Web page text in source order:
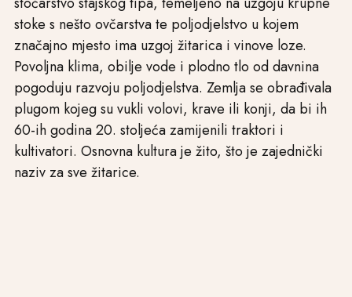
stoke s nešto ovčarstva te poljodjelstvo u kojem
značajno mjesto ima uzgoj žitarica i vinove loze.
Povoljna klima, obilje vode i plodno tlo od davnina
pogoduju razvoju poljodjelstva. Zemlja se obrađivala
plugom kojeg su vukli volovi, krave ili konji, da bi ih
60-ih godina 20. stoljeća zamijenili traktori i
kultivatori. Osnovna kultura je žito, što je zajednički
naziv za sve žitarice.